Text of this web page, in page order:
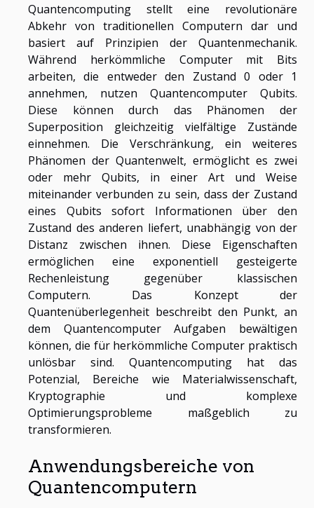
Quantencomputing stellt eine revolutionäre
Abkehr von traditionellen Computern dar und
basiert auf Prinzipien der Quantenmechanik.
Während herkömmliche Computer mit Bits
arbeiten, die entweder den Zustand 0 oder 1
annehmen, nutzen Quantencomputer Qubits.
Diese können durch das Phänomen der
Superposition gleichzeitig vielfältige Zustände
einnehmen. Die Verschränkung, ein weiteres
Phänomen der Quantenwelt, ermöglicht es zwei
oder mehr Qubits, in einer Art und Weise
miteinander verbunden zu sein, dass der Zustand
eines Qubits sofort Informationen über den
Zustand des anderen liefert, unabhängig von der
Distanz zwischen ihnen. Diese Eigenschaften
ermöglichen eine exponentiell gesteigerte
Rechenleistung gegenüber klassischen
Computern. Das Konzept der
Quantenüberlegenheit beschreibt den Punkt, an
dem Quantencomputer Aufgaben bewältigen
können, die für herkömmliche Computer praktisch
unlösbar sind. Quantencomputing hat das
Potenzial, Bereiche wie Materialwissenschaft,
Kryptographie und komplexe
Optimierungsprobleme maßgeblich zu
transformieren.
Anwendungsbereiche von
Quantencomputern